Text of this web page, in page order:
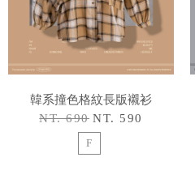
韓系撞色格紋長版襯衫
NT. 690 NT. 590
F